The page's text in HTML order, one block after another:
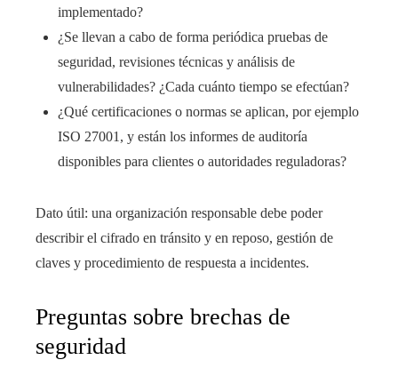
implementado?
¿Se llevan a cabo de forma periódica pruebas de
seguridad, revisiones técnicas y análisis de
vulnerabilidades? ¿Cada cuánto tiempo se efectúan?
¿Qué certificaciones o normas se aplican, por ejemplo
ISO 27001, y están los informes de auditoría
disponibles para clientes o autoridades reguladoras?
Dato útil: una organización responsable debe poder
describir el cifrado en tránsito y en reposo, gestión de
claves y procedimiento de respuesta a incidentes.
Preguntas sobre brechas de
seguridad